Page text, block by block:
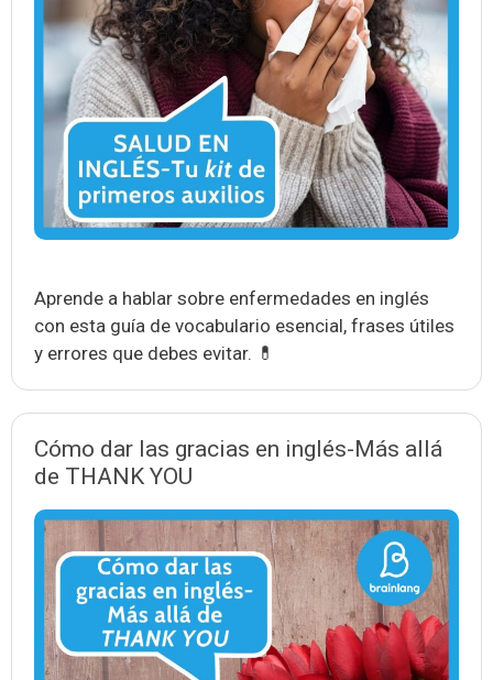
Aprende a hablar sobre enfermedades en inglés
con esta guía de vocabulario esencial, frases útiles
y errores que debes evitar. 💊
Cómo dar las gracias en inglés-Más allá
de THANK YOU